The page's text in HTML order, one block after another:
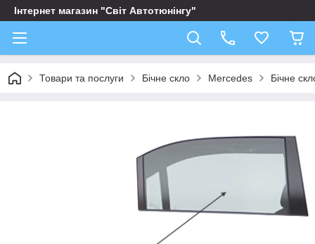
Інтернет магазин "Світ Автотюнінгу"
Товари та послуги Бічне скло Mercedes Бічне